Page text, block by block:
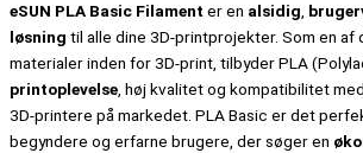
eSUN PLA Basic Filament er en alsidig,
løsning til alle dine 3D-printprojekter. Som en
materialer inden for 3D-print, tilbyder PLA
printoplevelse, høj kvalitet og kompatibilitet
3D-printere på markedet. PLA Basic er det
begyndere og erfarne brugere, der søger en